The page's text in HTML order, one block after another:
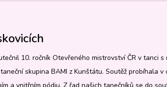
10. ročník Otevřeného mistrovství ČR v tanci s
skupina BAMI z Kunštátu. Soutěž probíhala v